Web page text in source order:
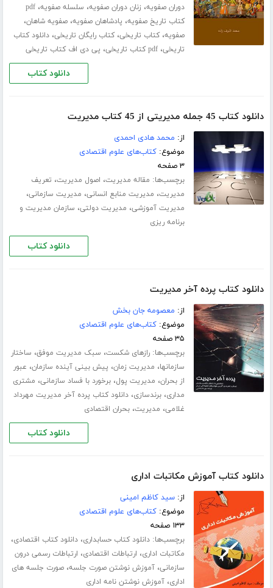
دوران صفویه، زنان دوران صفویه، سلسله صفویه،pdf
کتاب تاریخ صفویه، پادشاهان صفویه،صفویه شاهان،
صفویه،کتاب تاریخی،کتاب رایگان تاریخی،دانلود کتاب
تاریخی،pdf کتاب تاریخی ، پی دی اف کتاب تاریخی
دانلود کتاب
دانلود کتاب 45 جمله مدیریتی از 45 کتاب مدیریت
از: محمد هادی احمدی
موضوع:کتاب‌های علوم اقتصادی
۳ صفحه
برچسب‌ها: مقاله مدیریت، اصول مدیریت، تعریف
مدیریت، مدیریت منابع انسانی، مدیریت سازمانی،
مدیریت آموزشی، مدیریت دولتی، سازمان مدیریت و
برنامه ریزی
دانلود کتاب
دانلود کتاب پرده آخر مدیریت
از: معصومه جان بخش
موضوع:کتاب‌های علوم اقتصادی
۳۵ صفحه
برچسب‌ها:رازهای شکست، سبک مدیریت موفق، ساختار
سازمانها، مدیریت زمان، پیش بینی آینده سازمان، عبور
از بحران، مدیریت پول،برخورد با فساد سازمانی، مشتری
مداری،برندسازی،دانلود کتاب پرده آخر مدیریت مهرداد
غلامی، مدیریت،بحران اقتصادی
دانلود کتاب
دانلود کتاب آموزش مکاتبات اداری
از:سید کاظم امینی
موضوع:کتاب‌های علوم اقتصادی
۱۳۳ صفحه
برچسب‌ها:دانلود کتاب حسابداری،دانلود کتاب اقتصادی،
مکاتبات اداری، ارتباطات اقتصادی، ارتباطات رسمی درون
سازمانی،آموزش نوشتن صورت جلسه،صورت جلسه های
اداری،آموزش نوشتن نامه اداری